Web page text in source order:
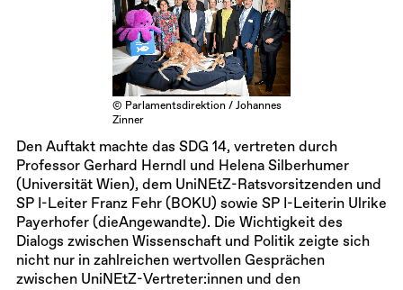
© Parlamentsdirektion / Johannes
Zinner
Den Auftakt machte das SDG 14, vertreten durch
Professor Gerhard Herndl und Helena Silberhumer
(Universität Wien), dem UniNEtZ-Ratsvorsitzenden und
SP I-Leiter Franz Fehr (BOKU) sowie SP I-Leiterin Ulrike
Payerhofer (dieAngewandte). Die Wichtigkeit des
Dialogs zwischen Wissenschaft und Politik zeigte sich
nicht nur in zahlreichen wertvollen Gesprächen
zwischen UniNEtZ-Vertreter:innen und den